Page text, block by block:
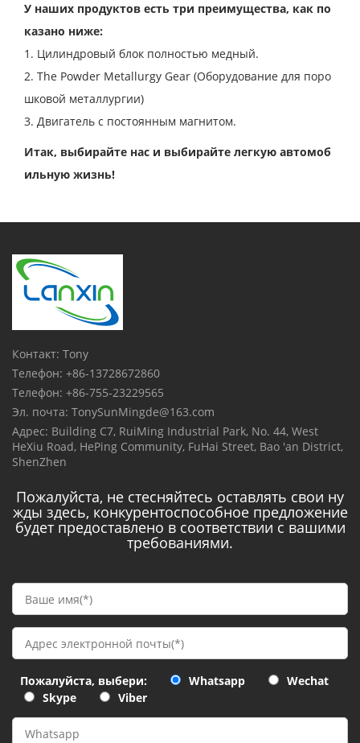
У наших продуктов есть три преимущества, как по
казано ниже:
1. Цилиндровый блок полностью медный.
2. The Powder Metallurgy Gear (Оборудование для поро
шковой металлургии)
3. Двигатель с постоянным магнитом.
Итак, выбирайте нас и выбирайте легкую автомоб
ильную жизнь!
Контакт: Tony
Телефон: +86-13728672860
Телефон: +86-755-23229565
Эл. почта: TonySunMingde@163.com
Адрес: Building C7, RuiMing Industrial Park, No. 44, West
HeXiu Road, HePing Community, FuHai Street, Bao 'an District,
ShenZhen
Пожалуйста, не стесняйтесь оставлять свои ну
жды здесь, конкурентоспособное предложение
будет предоставлено в соответствии с вашими
требованиями.
Пожалуйста, выбери: Whatsapp
Wechat
Skype
Viber